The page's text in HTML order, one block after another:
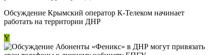
Обсуждение Крымский оператор К-Телеком начинает
работать на территории ДНР
Y